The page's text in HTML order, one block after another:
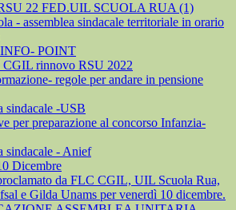
22 FED.UIL SCUOLA RUA (1)
- assemblea sindacale territoriale in orario
POINT
rinnovo RSU 2022
regole per andare in pensione
sindacale -USB
per preparazione al concorso Infanzia-
sindacale - Anief
Dicembre
da FLC CGIL, UIL Scuola Rua,
e Gilda Unams per venerdì 10 dicembre.